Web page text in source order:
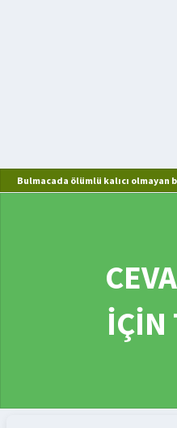
Bulmacada ölümlü kalıcı olmayan
İÇİN